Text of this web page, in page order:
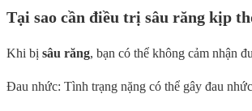
Tại sao cần điều trị sâu răng kịp
Khi bị sâu răng, bạn có thể không cảm nhận
Đau nhức: Tình trạng nặng có thể gây đau